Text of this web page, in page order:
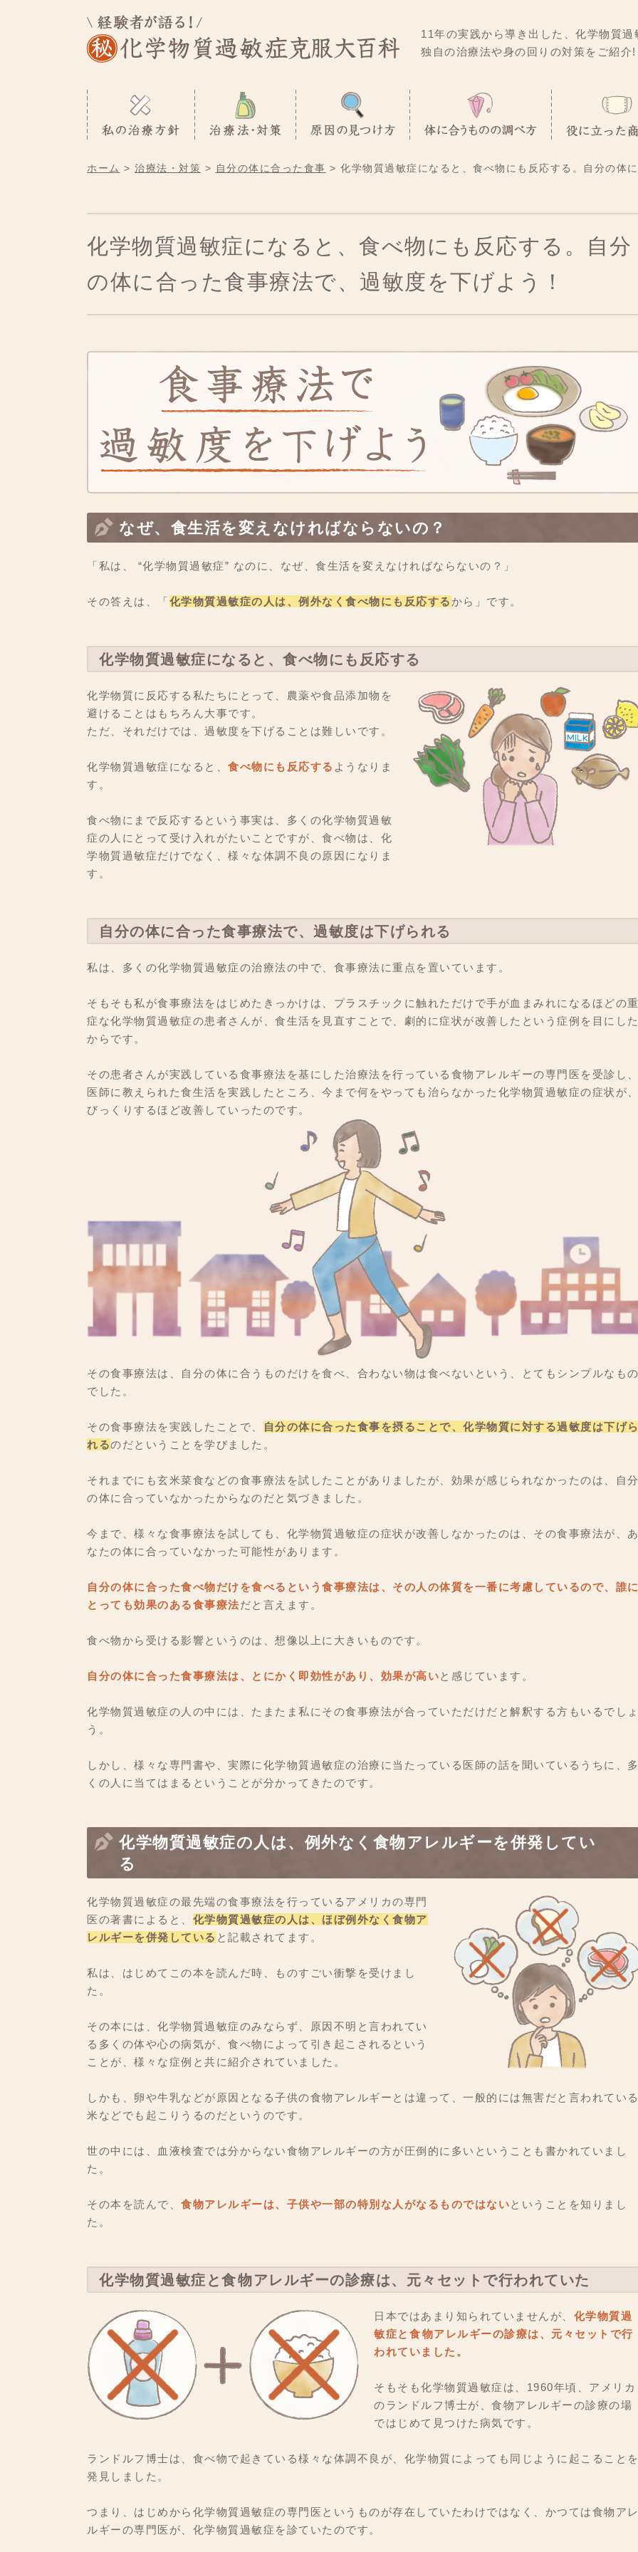
11年の実践から導き出した、化学物質過
独自の治療法や身の回りの対策をご紹介!
ホーム 治療法・対策 自分の体に合った食事 化学物質過敏症になると、食べ物にも反応する。自分の体
化学物質過敏症になると、食べ物にも反応する。自分
の体に合った食事療法で、過敏度を下げよう！
なぜ、食生活を変えなければならないの？
「私は、 “化学物質過敏症” なのに、なぜ、食生活を変えなければならないの？」
その答えは、「化学物質過敏症の人は、例外なく食べ物にも反応する から」です。
化学物質過敏症になると、食べ物にも反応する
化学物質に反応する私たちにとって、農薬や食品添加物を
避けることはもちろん大事です。
ただ、それだけでは、過敏度を下げることは難しいです。
化学物質過敏症になると、 食べ物にも反応する ようなりま
す。
食べ物にまで反応するという事実は、多くの化学物質過敏
症の人にとって受け入れがたいことですが、食べ物は、化
学物質過敏症だけでなく、様々な体調不良の原因になりま
す。
自分の体に合った食事療法で、過敏度は下げられる
私は、多くの化学物質過敏症の治療法の中で、食事療法に重点を置いています。
そもそも私が食事療法をはじめたきっかけは、プラスチックに触れただけで手が血まみれになるほどの
症な化学物質過敏症の患者さんが、食生活を見直すことで、劇的に症状が改善したという症例を目にし
からです。
その患者さんが実践している食事療法を基にした治療法を行っている食物アレルギーの専門医を受診し
医師に教えられた食生活を実践したところ、今まで何をやっても治らなかった化学物質過敏症の症状が
びっくりするほど改善していったのです。
その食事療法は、自分の体に合うものだけを食べ、合わない物は食べないという、とてもシンプルなも
でした。
その食事療法を実践したことで、
自分の体に合った食事を摂ることで、化学物質に対する過敏度は下げ
れるのだということを学びました。
それまでにも玄米菜食などの食事療法を試したことがありましたが、効果が感じられなかったのは、自
の体に合っていなかったからなのだと気づきました。
今まで、様々な食事療法を試しても、化学物質過敏症の症状が改善しなかったのは、その食事療法が、
なたの体に合っていなかった可能性があります。
自分の体に合った食べ物だけを食べるという食事療法は、その人の体質を一番に考慮しているので、誰
とっても効果のある食事療法だと言えます。
食べ物から受ける影響というのは、想像以上に大きいものです。
自分の体に合った食事療法は、とにかく即効性があり、効果が高いと感じています。
化学物質過敏症の人の中には、たまたま私にその食事療法が合っていただけだと解釈する方もいるでし
う。
しかし、様々な専門書や、実際に化学物質過敏症の治療に当たっている医師の話を聞いているうちに、
くの人に当てはまるということが分かってきたのです。
化学物質過敏症の人は、例外なく食物アレルギーを併発してい
る
化学物質過敏症の最先端の食事療法を行っているアメリカの専門
医の著書によると、 化学物質過敏症の人は、ほぼ例外なく食物ア
レルギーを併発している と記載されてます。
私は、はじめてこの本を読んだ時、ものすごい衝撃を受けまし
た。
その本には、化学物質過敏症のみならず、原因不明と言われてい
る多くの体や心の病気が、食べ物によって引き起こされるという
ことが、様々な症例と共に紹介されていました。
しかも、卵や牛乳などが原因となる子供の食物アレルギーとは違って、一般的には無害だと言われてい
米などでも起こりうるのだというのです。
世の中には、血液検査では分からない食物アレルギーの方が圧倒的に多いということも書かれていまし
た。
その本を読んで、 食物アレルギーは、子供や一部の特別な人がなるものではないということを知りまし
た。
化学物質過敏症と食物アレルギーの診療は、元々セットで行われていた
日本ではあまり知られていませんが、 化学物質過
敏症と食物アレルギーの診療は、元々セットで行
われていました。
そもそも化学物質過敏症は、1960年頃、アメリカ
のランドルフ博士が、食物アレルギーの診療の場
ではじめて見つけた病気です。
ランドルフ博士は、食べ物で起きている様々な体調不良が、化学物質によっても同じように起こること
発見しました。
つまり、はじめから化学物質過敏症の専門医というものが存在していたわけではなく、かつては食物ア
ルギーの専門医が、化学物質過敏症を診ていたのです。